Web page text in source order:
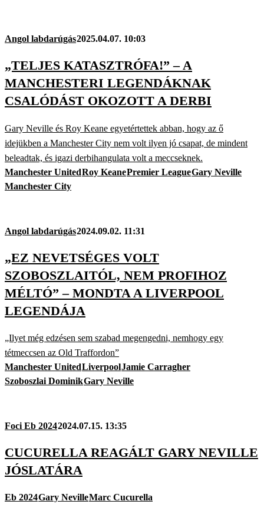
Angol labdarúgás2025.04.07. 10:03
„TELJES KATASZTRÓFA!” – A
MANCHESTERI LEGENDÁKNAK
CSALÓDÁST OKOZOTT A DERBI
Gary Neville és Roy Keane egyetértettek abban, hogy az ő
idejükben a Manchester City nem volt ilyen jó csapat, de mindent
beleadtak, és igazi derbihangulata volt a meccseknek.
Manchester UnitedRoy KeanePremier LeagueGary Neville
Manchester City
Angol labdarúgás2024.09.02. 11:31
„EZ NEVETSÉGES VOLT
SZOBOSZLAITÓL, NEM PROFIHOZ
MÉLTÓ” – MONDTA A LIVERPOOL
LEGENDÁJA
„Ilyet még edzésen sem szabad megengedni, nemhogy egy
tétmeccsen az Old Traffordon”
Manchester UnitedLiverpoolJamie Carragher
Szoboszlai DominikGary Neville
Foci Eb 20242024.07.15. 13:35
CUCURELLA REAGÁLT GARY NEVILLE
JÓSLATÁRA
Eb 2024Gary NevilleMarc Cucurella